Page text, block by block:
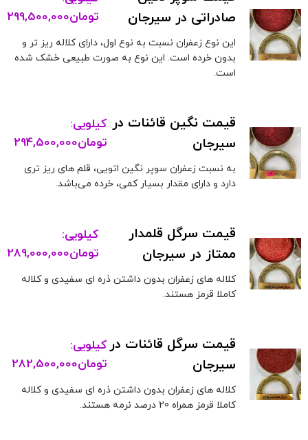
صادراتی در سیرجان
تومان299,500,000
این نوع زعفران نسبت به نوع اول، دارای کلاله ریز تر و
بدون خرده است. این نوع به صورت طبیعی خشک شده
است.
قیمت نگین قائنات در
سیرجان
کیلویی:
تومان294,500,000
به نسبت زعفران سوپر نگین اتویی، قلم های ریز تری
دارد و دارای مقدار بسیار کمی، خرده می‌باشد.
قیمت سرگل قلمدار
ممتاز در سیرجان
کیلویی:
تومان289,000,000
کلاله های زعفران بدون داشتن ذره ای سفیدی و کلاله
کاملا قرمز هستند.
قیمت سرگل قائنات در
سیرجان
کیلویی:
تومان282,500,000
کلاله های زعفران بدون داشتن ذره ای سفیدی و کلاله
کاملا قرمز همراه 20 درصد نرمه هستند.